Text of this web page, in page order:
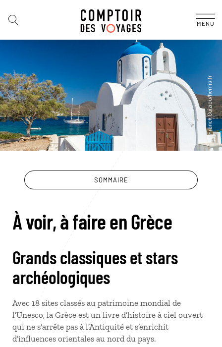
MENU
SOMMAIRE
À voir, à faire en Grèce
Grands classiques et stars
archéologiques
Avec 18 sites classés au patrimoine mondial de
l’Unesco, la Grèce est un livre d’histoire à ciel ouvert
qui ne s’arrête pas à l’Antiquité et s’enrichit
d’influences orientales au nord du pays.